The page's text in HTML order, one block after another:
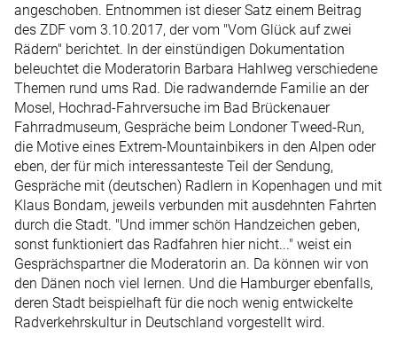
angeschoben. Entnommen ist dieser Satz einem Beitrag
des ZDF vom 3.10.2017, der vom "Vom Glück auf zwei
Rädern" berichtet. In der einstündigen Dokumentation
beleuchtet die Moderatorin Barbara Hahlweg verschiedene
Themen rund ums Rad. Die radwandernde Familie an der
Mosel, Hochrad-Fahrversuche im Bad Brückenauer
Fahrradmuseum, Gespräche beim Londoner Tweed-Run,
die Motive eines Extrem-Mountainbikers in den Alpen oder
eben, der für mich interessanteste Teil der Sendung,
Gespräche mit (deutschen) Radlern in Kopenhagen und mit
Klaus Bondam, jeweils verbunden mit ausdehnten Fahrten
durch die Stadt. "Und immer schön Handzeichen geben,
sonst funktioniert das Radfahren hier nicht..." weist ein
Gesprächspartner die Moderatorin an. Da können wir von
den Dänen noch viel lernen. Und die Hamburger ebenfalls,
deren Stadt beispielhaft für die noch wenig entwickelte
Radverkehrskultur in Deutschland vorgestellt wird.